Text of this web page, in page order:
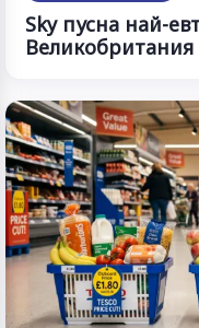
Sky пусна най-
Великобритания